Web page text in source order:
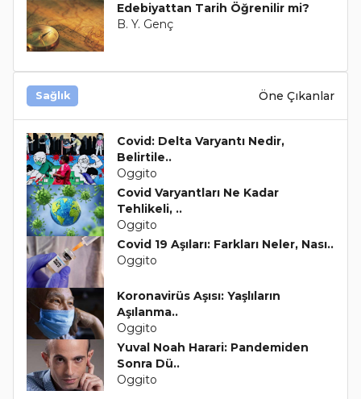
Edebiyattan Tarih Öğrenilir mi?
B. Y. Genç
Sağlık Öne Çıkanlar
Covid: Delta Varyantı Nedir,
Belirtile..
Oggito
Covid Varyantları Ne Kadar
Tehlikeli, ..
Oggito
Covid 19 Aşıları: Farkları Neler, Nası..
Oggito
Koronavirüs Aşısı: Yaşlıların
Aşılanma..
Oggito
Yuval Noah Harari: Pandemiden
Sonra Dü..
Oggito